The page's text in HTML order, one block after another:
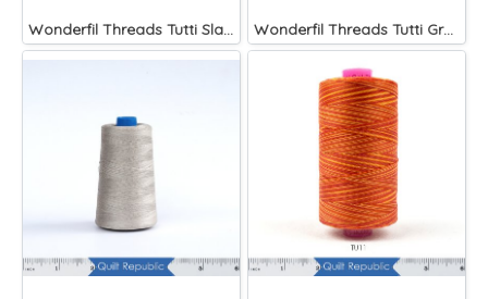
Wonderfil Threads Tutti Slate Wonderfil Threads Tutti Grass